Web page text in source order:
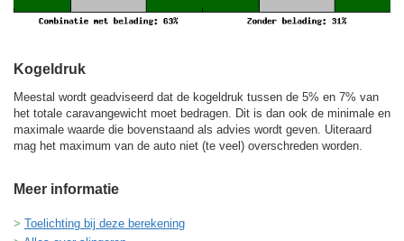
Kogeldruk
Meestal wordt geadviseerd dat de kogeldruk tussen de 5% en 7% van
het totale caravangewicht moet bedragen. Dit is dan ook de minimale en
maximale waarde die bovenstaand als advies wordt geven. Uiteraard
mag het maximum van de auto niet (te veel) overschreden worden.
Meer informatie
Toelichting bij deze berekening